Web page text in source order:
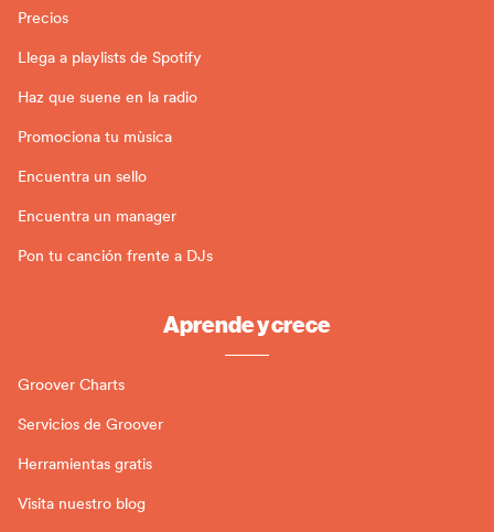
Precios
Llega a playlists de Spotify
Haz que suene en la radio
Promociona tu mùsica
Encuentra un sello
Encuentra un manager
Pon tu canción frente a DJs
Aprende y crece
Groover Charts
Servicios de Groover
Herramientas gratis
Visita nuestro blog